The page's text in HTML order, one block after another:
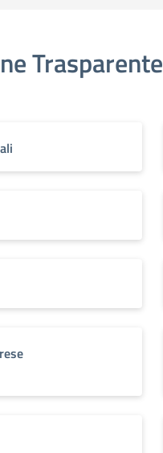
Trasparente